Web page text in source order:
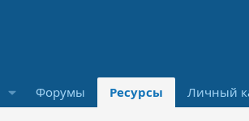
Форумы Ресурсы Личный